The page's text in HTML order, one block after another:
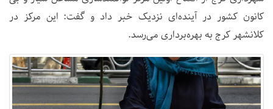
کانون کشور در آینده‌ای نزدیک خبر داد و گفت: این مرکز در
کلانشهر کرج به بهره‌برداری می‌رسد.